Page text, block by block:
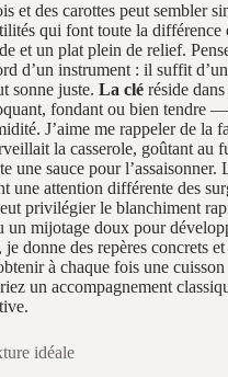
et des carottes peut sembler
qui font toute la différence
et un plat plein de relief.
d’un instrument : il suffit
sonne juste. La clé réside dans
fondant ou bien tendre
J’aime me rappeler de la
la casserole, goûtant au
une sauce pour l’assaisonner.
une attention différente des
privilégier le blanchiment
un mijotage doux pour
donne des repères concrets et
à chaque fois une cuisson
un accompagnement
idéale